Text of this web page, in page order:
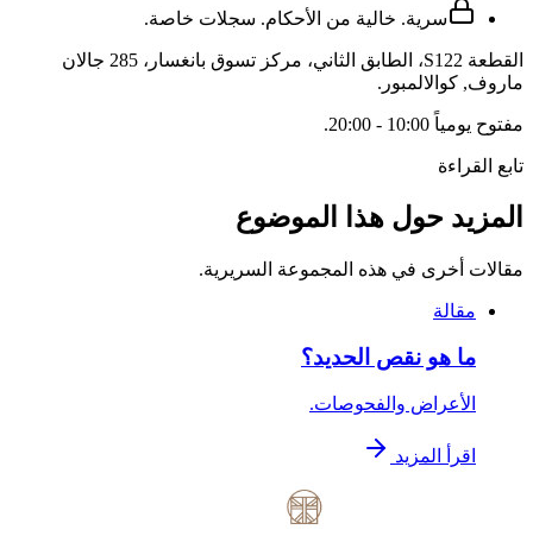
سرية. خالية من الأحكام. سجلات خاصة.
القطعة S122، الطابق الثاني، مركز تسوق بانغسار، 285 جالان
ماروف, كوالالمبور .
مفتوح يومياً 10:00 - 20:00 .
تابع القراءة
المزيد حول هذا الموضوع
مقالات أخرى في هذه المجموعة السريرية.
مقالة
ما هو نقص الحديد؟
الأعراض والفحوصات.
اقرأ المزيد